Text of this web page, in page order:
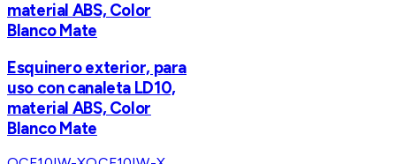
material ABS, Color
Blanco Mate
Esquinero exterior, para
uso con canaleta LD10,
material ABS, Color
Blanco Mate